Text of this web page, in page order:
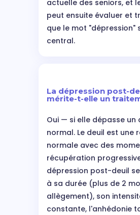
actuelle des seniors, et
peut ensuite évaluer et
que le mot "dépression"
central.
La dépression post-
mérite-t-elle un
Oui — si elle dépasse un
normal. Le deuil est une
normale avec des
récupération
dépression post-deuil
à sa durée (plus de 2
allègement), son
constante, l'anhédonie